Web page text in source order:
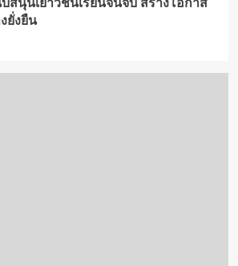
สนุนเยาวชนเรียนจนจบ สร้างโอกาส
ยั่งยืน